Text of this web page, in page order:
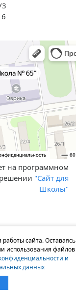
3
на программном
решении "Сайт для
Школы"
сайта.
использования файлов
и
данных